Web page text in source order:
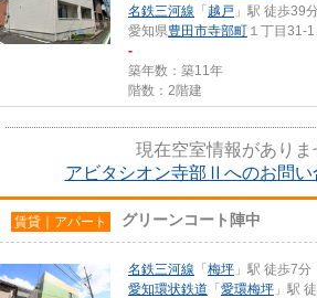
名鉄三河線 「 越戸 」駅 徒歩39
愛知県豊田市寺部町 １丁目31-1
-
築年数：築11年
階数：2階建
現在空室情報がありま
アビタシオン寺部Ⅱへのお問い
賃貸｜アパート グリーンコート陣中
名鉄三河線 「 梅坪 」駅 徒歩7分
愛知環状鉄道 「 愛環梅坪 」駅